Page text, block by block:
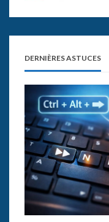
DERNIÈRES ASTUCES